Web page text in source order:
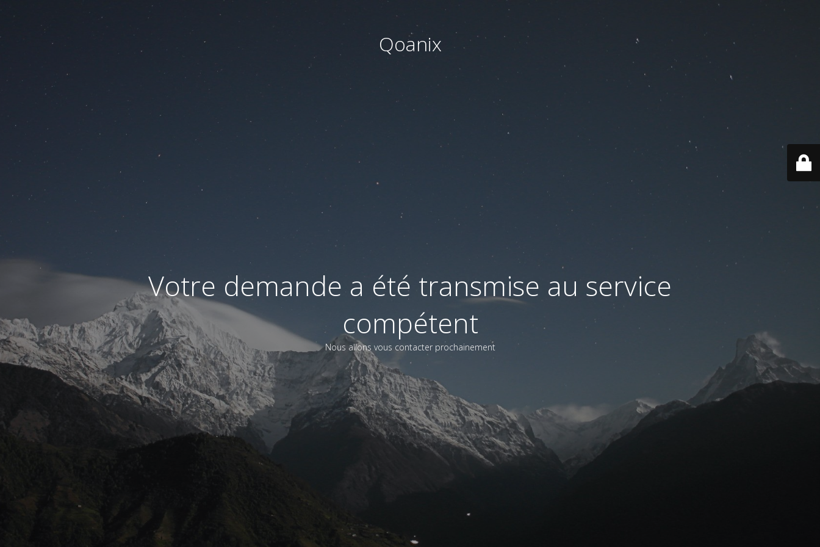
Qoanix
Votre demande a été transmise au service
compétent
Nous allons vous contacter prochainement